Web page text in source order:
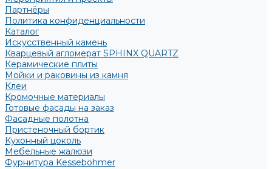
Партнёры
Политика конфиденциальности
Каталог
Искусственный камень
Кварцевый агломерат SPHINX QUARTZ
Керамические плиты
Мойки и раковины из камня
Клеи
Кромочные материалы
Готовые фасады на заказ
Фасадные полотна
Пристеночный бортик
Кухонный цоколь
Мебельные жалюзи
Фурнитура Kesseböhmer